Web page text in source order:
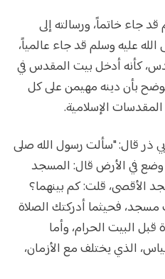
جاء خاتماً، ورسالته إلى
عليه وسلم قد جاء عالمياً،
كأنه أدخل بيت المقدس في
بأن دينه مهيمن على كل
ذر قال: "سألت رسول الله صلى
في الأرض قال: المسجد
الأقصى، قلت: كم بينهما؟
مسجد، فحيثما أدركتك الصلاة
البيت الحرام، وأما
الذي يختلف مع الأزمان،